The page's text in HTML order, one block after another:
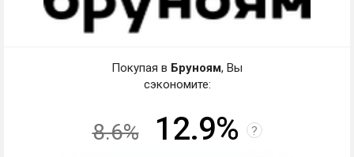
Покупая в Бруноям, Вы
сэкономите:
8.6% 12.9% ?